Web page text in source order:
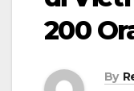
200
By